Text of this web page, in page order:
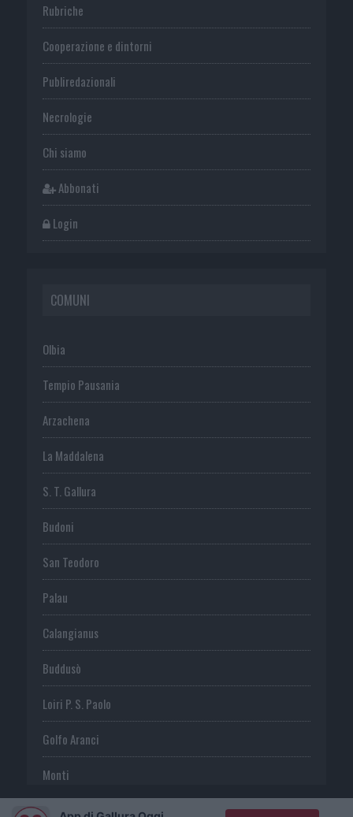
Rubriche
Cooperazione e dintorni
Publiredazionali
Necrologie
Chi siamo
Abbonati
Login
COMUNI
Olbia
Tempio Pausania
Arzachena
La Maddalena
S. T. Gallura
Budoni
San Teodoro
Palau
Calangianus
Buddusò
Loiri P. S. Paolo
Golfo Aranci
Monti
Telti